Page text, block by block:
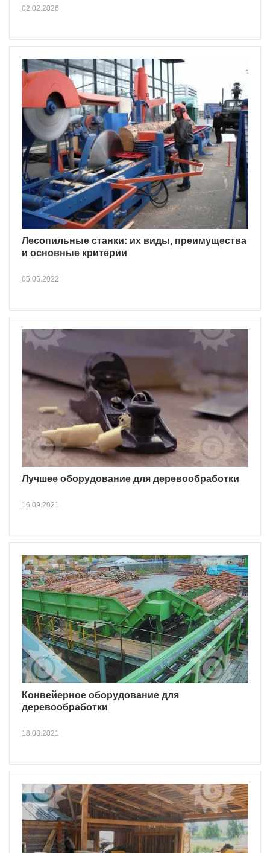
02.02.2026
Лесопильные станки: их виды, преимущества
и основные критерии
05.05.2022
Лучшее оборудование для деревообработки
16.09.2021
Конвейерное оборудование для
деревообработки
18.08.2021